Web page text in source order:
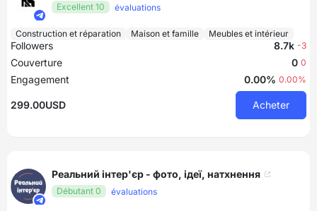
Excellent 10 évaluations
Construction et réparation Maison et famille Meubles et intérieur
Followers 8.7k -3
Couverture 0 0
Engagement 0.00% 0.00%
299.00USD Acheter
Реальний інтер'єр - фото, ідеї, натхнення
Débutant 0 évaluations